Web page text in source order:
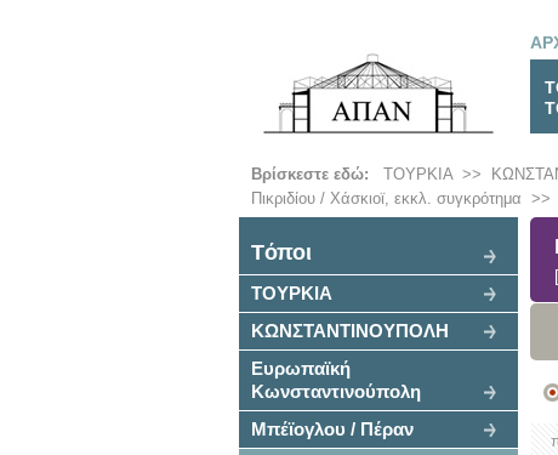
Βρίσκεστε εδώ: ΤΟΥΡΚΙΑ>>
Πικριδίου / Χάσκιοϊ, εκκλ. συγκρότημα >>
Tόποι
ΤΟΥΡΚΙΑ
ΚΩΝΣΤΑΝΤΙΝΟΥΠΟΛΗ
Ευρωπαϊκή
Κωνσταντινούπολη
Μπέϊογλου / Πέραν